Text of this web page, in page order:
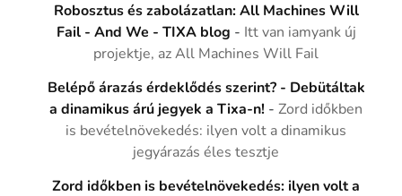
Robosztus és zabolázatlan: All Machines Will
Fail - And We - TIXA blog - Itt van iamyank új
projektje, az All Machines Will Fail
Belépő árazás érdeklődés szerint? - Debütáltak
a dinamikus árú jegyek a Tixa-n! -Zord időkben
is bevételnövekedés: ilyen volt a dinamikus
jegyárazás éles tesztje
Zord időkben is bevételnövekedés: ilyen volt a